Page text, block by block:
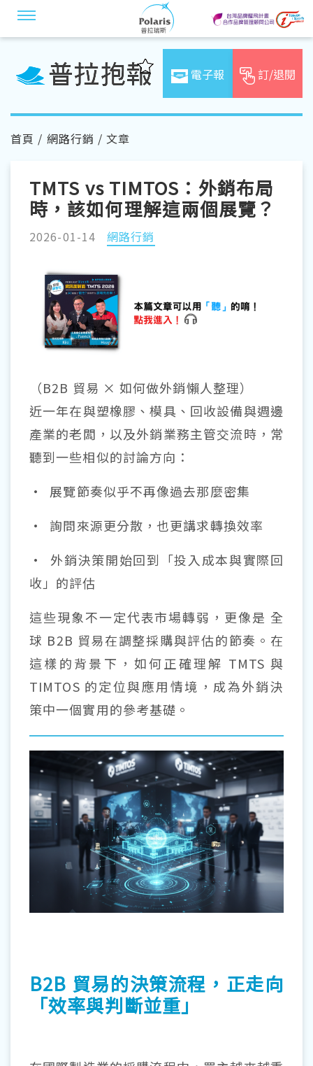
電子報 訂/退閱
首頁 / 網路行銷 / 文章
TMTS vs TIMTOS：外銷布局
時，該如何理解這兩個展覽？
2026-01-14 網路行銷
（B2B 貿易 × 如何做外銷懶人整理）
近一年在與塑橡膠、模具、回收設備與週邊
產業的老闆，以及外銷業務主管交流時，常
聽到一些相似的討論方向：
• 展覽節奏似乎不再像過去那麼密集
• 詢問來源更分散，也更講求轉換效率
• 外銷決策開始回到「投入成本與實際回
收」的評估
這些現象不一定代表市場轉弱，更像是 全
球 B2B 貿易在調整採購與評估的節奏。在
這樣的背景下，如何正確理解 TMTS 與
TIMTOS 的定位與應用情境，成為外銷決
策中一個實用的參考基礎。
B2B 貿易的決策流程，正走向
「效率與判斷並重」